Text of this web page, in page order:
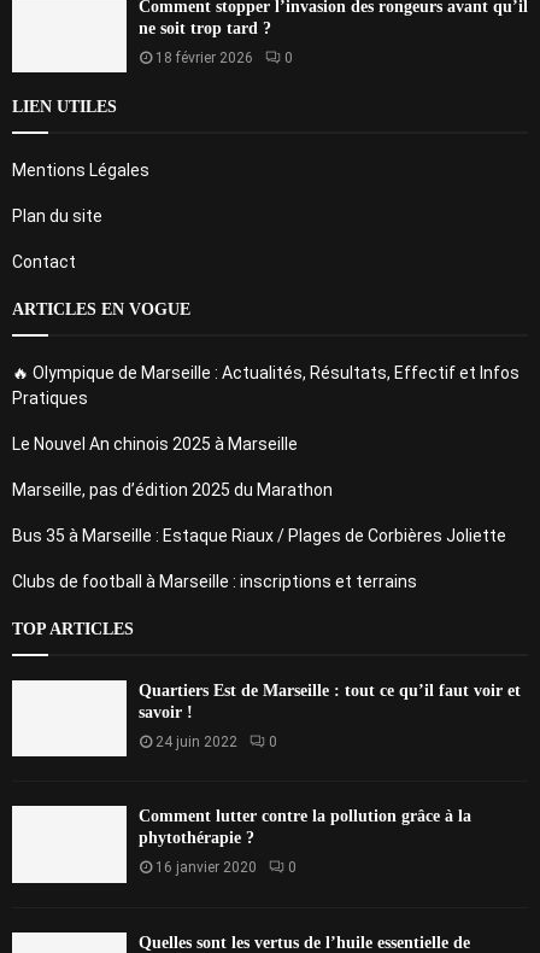
Comment stopper l’invasion des rongeurs avant qu’il
ne soit trop tard ?
18 février 2026 0
LIEN UTILES
Mentions Légales
Plan du site
Contact
ARTICLES EN VOGUE
🔥 Olympique de Marseille : Actualités, Résultats, Effectif et Infos
Pratiques
Le Nouvel An chinois 2025 à Marseille
Marseille, pas d’édition 2025 du Marathon
Bus 35 à Marseille : Estaque Riaux / Plages de Corbières Joliette
Clubs de football à Marseille : inscriptions et terrains
TOP ARTICLES
Quartiers Est de Marseille : tout ce qu’il faut voir et
savoir !
24 juin 2022 0
Comment lutter contre la pollution grâce à la
phytothérapie ?
16 janvier 2020 0
Quelles sont les vertus de l’huile essentielle de